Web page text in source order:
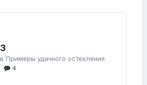
3
в Примеры удачного остекления
4